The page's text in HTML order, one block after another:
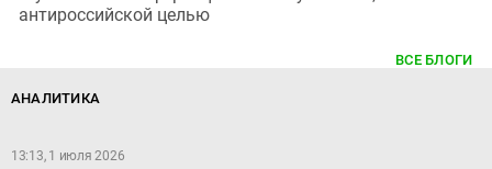
антироссийской целью
ВСЕ БЛОГИ
АНАЛИТИКА
13:13, 1 июля 2026